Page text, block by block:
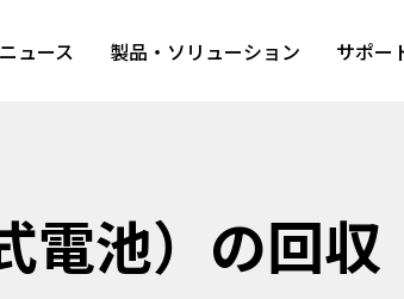
ニュース 製品・ソリューション サポー
電池）の回収